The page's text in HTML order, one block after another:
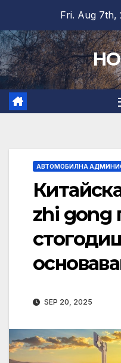
content
Fri. Aug 7th,
АВТОМОБИЛНА
zhi gong
SEP 20, 2025